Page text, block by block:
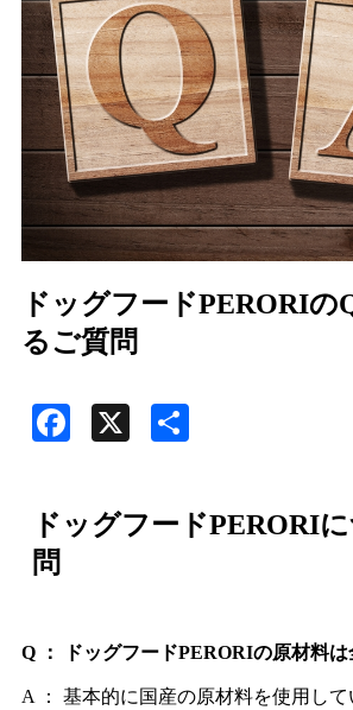
ドッグフードPERORI
るご質問
Facebook
ドッグフードPERORI
問
Q ： ドッグフードPERORIの原材料は
A ： 基本的に国産の原材料を使用し